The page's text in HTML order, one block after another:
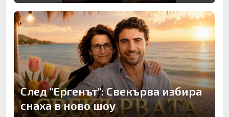
След "Ергенът": Свекърва избира
снаха в ново шоу